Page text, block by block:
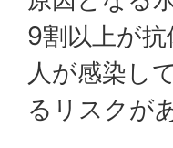
9割以上が
人が感染し
るリスクが